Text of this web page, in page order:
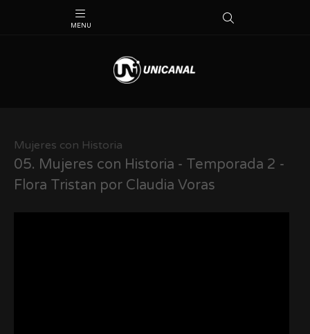
Mujeres con Historia
05. Mujeres con Historia - Temporada 2 -
Flora Tristan por Claudia Voras